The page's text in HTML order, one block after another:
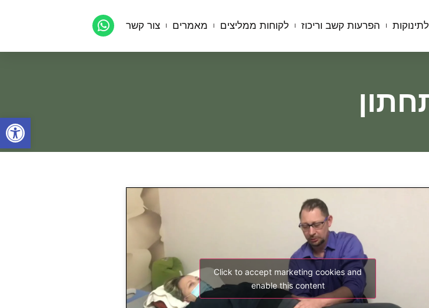
פתח
הפרעות קשב וריכוז לקוחות ממליצים מאמרים צור קשר
Click to accept marketing cookies and
enable this content